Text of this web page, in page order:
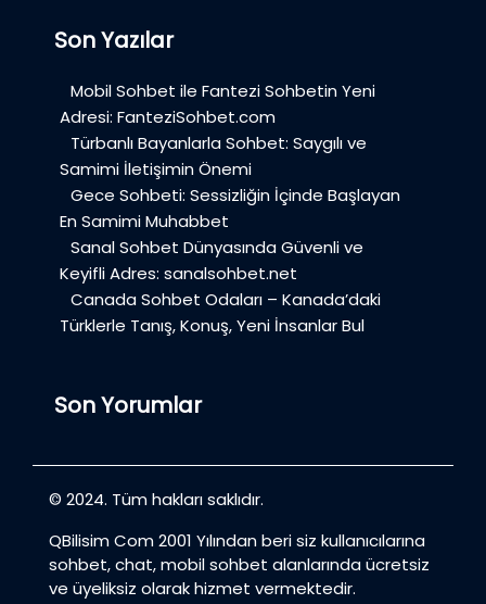
Son Yazılar
Mobil Sohbet ile Fantezi Sohbetin Yeni
Adresi: FanteziSohbet.com
Türbanlı Bayanlarla Sohbet: Saygılı ve
Samimi İletişimin Önemi
Gece Sohbeti: Sessizliğin İçinde Başlayan
En Samimi Muhabbet
Sanal Sohbet Dünyasında Güvenli ve
Keyifli Adres: sanalsohbet.net
Canada Sohbet Odaları – Kanada’daki
Türklerle Tanış, Konuş, Yeni İnsanlar Bul
Son Yorumlar
© 2024. Tüm hakları saklıdır.
QBilisim Com 2001 Yılından beri siz kullanıcılarına
sohbet, chat, mobil sohbet alanlarında ücretsiz
ve üyeliksiz olarak hizmet vermektedir.